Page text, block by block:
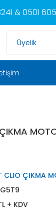
& 0501
Üyelik
CLIO ÇIKMA
+ KDV